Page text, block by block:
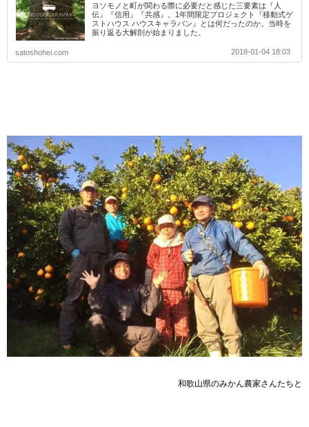
ヨソモノと町が関わる際に必要だと感じた三要素は『人
伝』『信用』『共感』。1年間限定プロジェクト『移動式ゲ
ストハウス ハウスキャラバン』とは何だったのか。当時を
振り返る大解剖が始まりました。
satoshohei.com 2018-01-04 18:03
和歌山県のみかん農家さんたちと